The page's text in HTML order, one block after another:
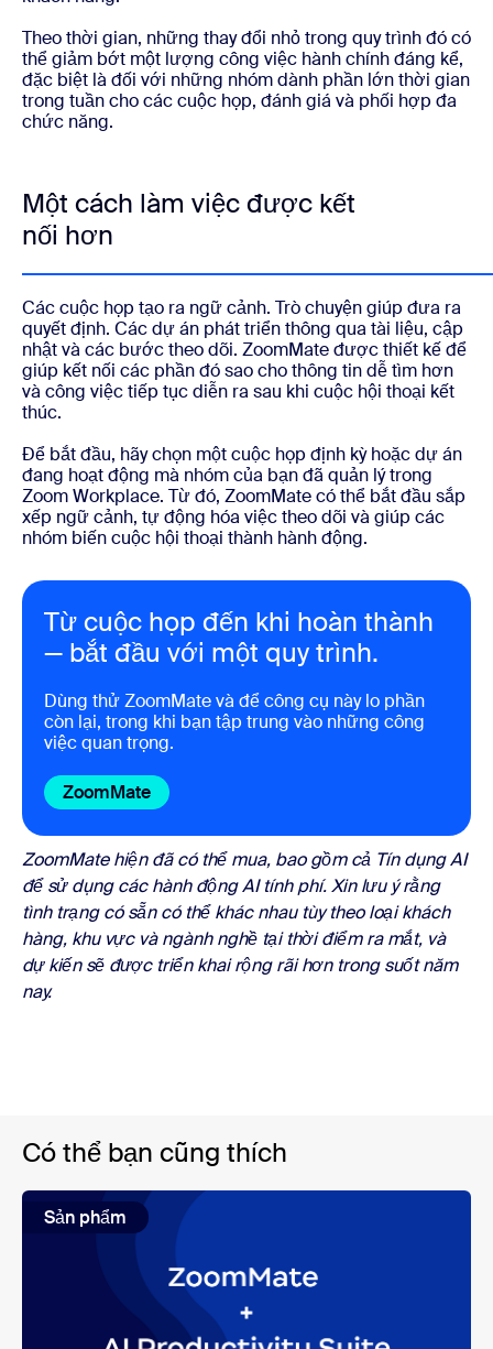
Theo thời gian, những thay đổi nhỏ trong quy trình đó có
thể giảm bớt một lượng công việc hành chính đáng kể,
đặc biệt là đối với những nhóm dành phần lớn thời gian
trong tuần cho các cuộc họp, đánh giá và phối hợp đa
chức năng.
Một cách làm việc được kết
nối hơn
Các cuộc họp tạo ra ngữ cảnh. Trò chuyện giúp đưa ra
quyết định. Các dự án phát triển thông qua tài liệu, cập
nhật và các bước theo dõi. ZoomMate được thiết kế để
giúp kết nối các phần đó sao cho thông tin dễ tìm hơn
và công việc tiếp tục diễn ra sau khi cuộc hội thoại kết
thúc.
Để bắt đầu, hãy chọn một cuộc họp định kỳ hoặc dự án
đang hoạt động mà nhóm của bạn đã quản lý trong
Zoom Workplace. Từ đó, ZoomMate có thể bắt đầu sắp
xếp ngữ cảnh, tự động hóa việc theo dõi và giúp các
nhóm biến cuộc hội thoại thành hành động.
Từ cuộc họp đến khi hoàn thành
— bắt đầu với một quy trình.
Dùng thử ZoomMate và để công cụ này lo phần
còn lại, trong khi bạn tập trung vào những công
việc quan trọng.
ZoomMate
ZoomMate hiện đã có thể mua, bao gồm cả Tín dụng AI
để sử dụng các hành động AI tính phí. Xin lưu ý rằng
tình trạng có sẵn có thể khác nhau tùy theo loại khách
hàng, khu vực và ngành nghề tại thời điểm ra mắt, và
dự kiến sẽ được triển khai rộng rãi hơn trong suốt năm
nay.
Có thể bạn cũng thích
Sản phẩm